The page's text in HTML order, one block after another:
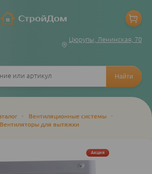
Цюрупы, Ленинская, 70
Вентиляционные системы
Вентиляторы для вытяжки
Акция